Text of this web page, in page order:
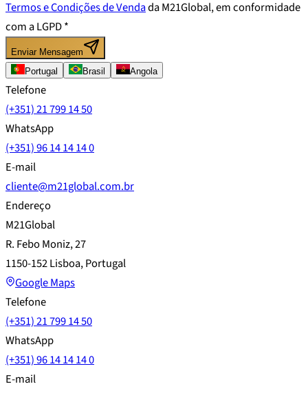
Termos e Condições de Vendada M21Global, em conformidade
com a LGPD *
Enviar Mensagem
Portugal
Brasil Angola
Telefone
(+351) 21 799 14 50
WhatsApp
(+351) 96 14 14 14 0
E-mail
cliente@m21global.com.br
Endereço
M21Global
R. Febo Moniz, 27
1150-152 Lisboa, Portugal
Google Maps
Telefone
(+351) 21 799 14 50
WhatsApp
(+351) 96 14 14 14 0
E-mail